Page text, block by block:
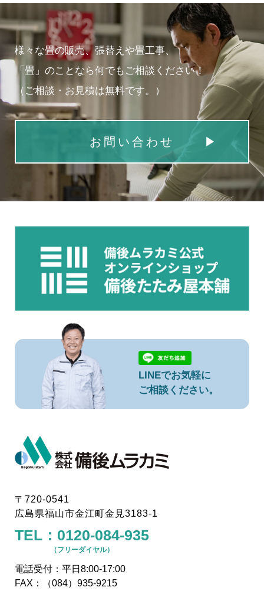
様々な畳の販売、張替えや畳工事、
「畳」のことなら何でもご相談ください！
（ご相談・お見積は無料です。）
お問い合わせ
LINEでお気軽に
ご相談ください。
〒720-0541
広島県福山市金江町金見3183-1
TEL： 0120-084-935
（フリーダイヤル）
電話受付：平日8:00-17:00
FAX：（084）935-9215